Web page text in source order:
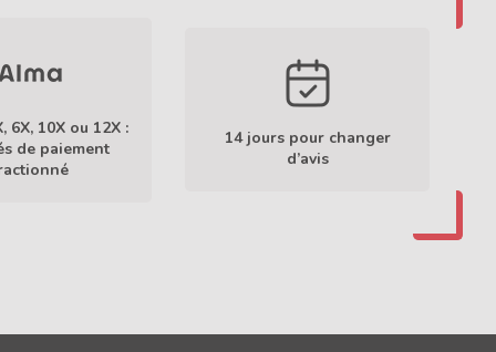
6X, 10X ou 12X :
de paiement
14 jours pour changer
d’avis